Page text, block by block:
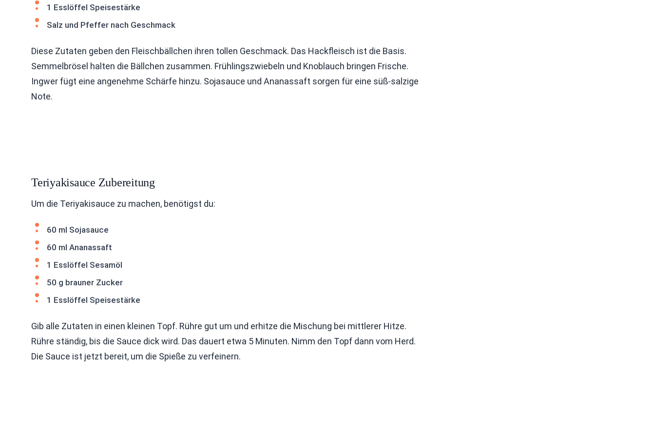
1 Esslöffel Speisestärke
Salz und Pfeffer nach Geschmack
Diese Zutaten geben den Fleischbällchen ihren tollen Geschmack. Das Hackfleisch ist die Basis.
Semmelbrösel halten die Bällchen zusammen. Frühlingszwiebeln und Knoblauch bringen Frische.
Ingwer fügt eine angenehme Schärfe hinzu. Sojasauce und Ananassaft sorgen für eine süß-salzige
Note.
Teriyakisauce Zubereitung
Um die Teriyakisauce zu machen, benötigst du:
60 ml Sojasauce
60 ml Ananassaft
1 Esslöffel Sesamöl
50 g brauner Zucker
1 Esslöffel Speisestärke
Gib alle Zutaten in einen kleinen Topf. Rühre gut um und erhitze die Mischung bei mittlerer Hitze.
Rühre ständig, bis die Sauce dick wird. Das dauert etwa 5 Minuten. Nimm den Topf dann vom Herd.
Die Sauce ist jetzt bereit, um die Spieße zu verfeinern.